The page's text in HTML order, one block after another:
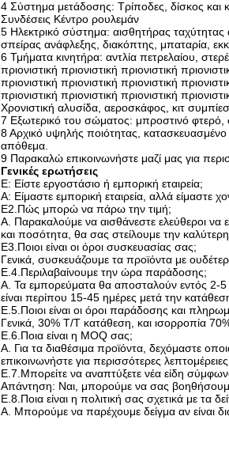
4 Σύστημα μετάδοσης: Τρίποδες, δίσκος
Συνδέσεις Κέντρο ρουλεμάν
5 Ηλεκτρικό σύστημα: αισθητήρας
σπείρας ανάφλεξης, διακόπτης, μπαταρία,
6 Τμήματα κινητήρα: αντλία πετρελαίου,
πριονιστική πριονιστική πριονιστική
πριονιστική πριονιστική πριονιστική
πριονιστική πριονιστική πριονιστική
Χρονιστική αλυσίδα, αεροσκάφος, κιτ
7 Εξωτερικό του σώματος: μπροστινό
8 Αρχικό υψηλής ποιότητας,
απόθεμα.
9 Παρακαλώ επικοινωνήστε μαζί μας για
Γενικές ερωτήσεις
Ε: Είστε εργοστάσιο ή εμπορική εταιρεία;
Α: Είμαστε εμπορική εταιρεία, αλλά είμαστε
Ε2.Πώς μπορώ να πάρω την τιμή;
Α. Παρακαλούμε να αισθάνεστε ελεύθεροι να
και ποσότητα, θα σας στείλουμε την
Ε3.Ποιοι είναι οι όροι συσκευασίας σας;
Γενικά, συσκευάζουμε τα προϊόντα με
Ε.4.Περιλαβαίνουμε την ώρα παράδοσης;
Α. Τα εμπορεύματα θα αποσταλούν εντός 2-
είναι περίπου 15-45 ημέρες μετά την
Ε.5.Ποιοι είναι οι όροι παράδοσης και
Γενικά, 30% T/T κατάθεση, και ισορροπία
Ε.6.Ποια είναι η MOQ σας;
Α. Για τα διαθέσιμα προϊόντα, δεχόμαστε
επικοινωνήστε για περισσότερες λεπτομέρειες.
Ε.7.Μπορείτε να αναπτύξετε νέα είδη
Απάντηση: Ναι, μπορούμε να σας
Ε.8.Ποια είναι η πολιτική σας σχετικά με τα
Α. Μπορούμε να παρέχουμε δείγμα αν είναι